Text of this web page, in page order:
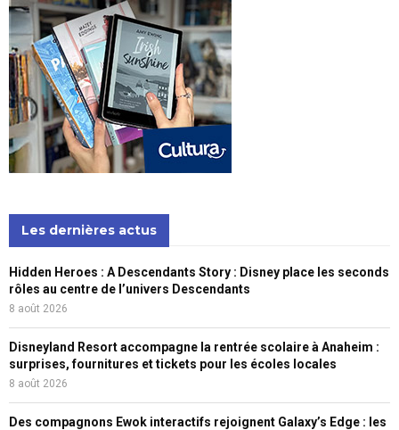
Les dernières actus
Hidden Heroes : A Descendants Story : Disney place les seconds
rôles au centre de l’univers Descendants
8 août 2026
Disneyland Resort accompagne la rentrée scolaire à Anaheim :
surprises, fournitures et tickets pour les écoles locales
8 août 2026
Des compagnons Ewok interactifs rejoignent Galaxy’s Edge : les